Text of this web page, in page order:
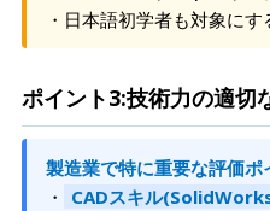
・日本語初学者も対象に
ポイント3:技術力の適切
製造業で特に重要な評価ポ
・
CADスキル